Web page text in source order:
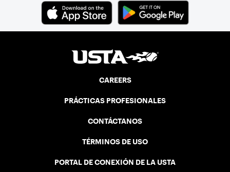
CAREERS
PRÁCTICAS PROFESIONALES
CONTÁCTANOS
TÉRMINOS DE USO
PORTAL DE CONEXIÓN DE LA USTA